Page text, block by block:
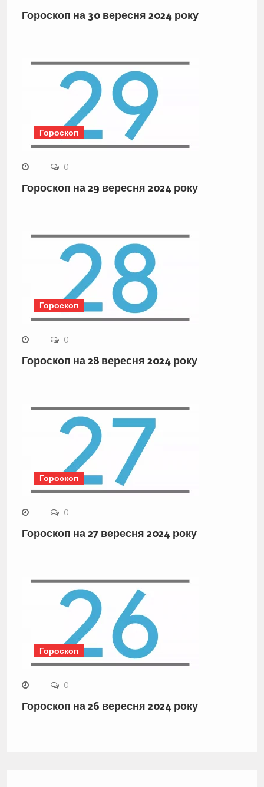
Гороскоп на 30 вересня 2024 року
Гороскоп
0
Гороскоп на 29 вересня 2024 року
Гороскоп
0
Гороскоп на 28 вересня 2024 року
Гороскоп
0
Гороскоп на 27 вересня 2024 року
Гороскоп
0
Гороскоп на 26 вересня 2024 року